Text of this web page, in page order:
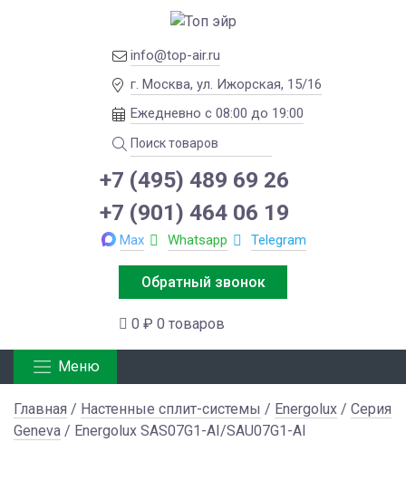
info@top-air.ru
г. Москва, ул. Ижорская, 15/16
Ежедневно с 08:00 до 19:00
+7 (495) 489 69 26
+7 (901) 464 06 19
Max Whatsapp Telegram
Обратный звонок
0 ₽ 0 товаров
Меню
Главная / Настенные сплит-системы / Energolux / Серия
Geneva / Energolux SAS07G1-AI/SAU07G1-AI